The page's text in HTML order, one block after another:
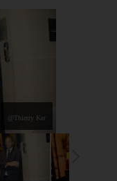
@Thierry Ker